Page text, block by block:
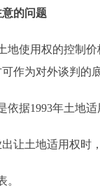
意的问题
使用权的控制价
作为对外谈判的
据1993年土地适
土地适用权时，